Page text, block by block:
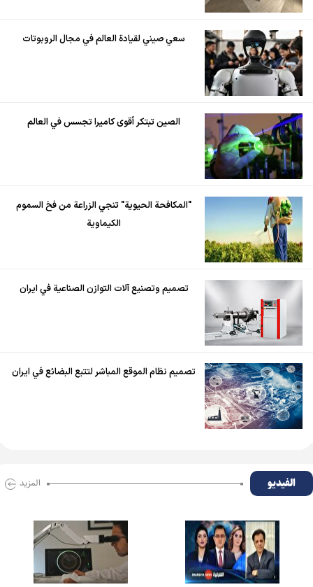
سعي صيني لقيادة العالم في مجال الروبوتات
الصين تبتكر أقوى كاميرا تجسس في العالم
"المكافحة الحيوية" تنجي الزراعة من فخ السموم
الكيماوية
تصميم وتصنيع آلات التوازن الصناعية في ايران
تصميم نظام الموقع المباشر لتتبع البضائع في ايران
الفیدیو المزید